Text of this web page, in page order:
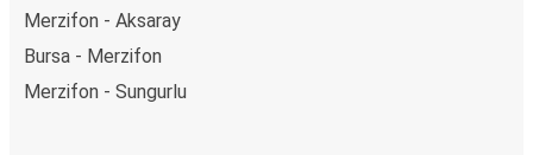
Merzifon - Aksaray
Bursa - Merzifon
Merzifon - Sungurlu